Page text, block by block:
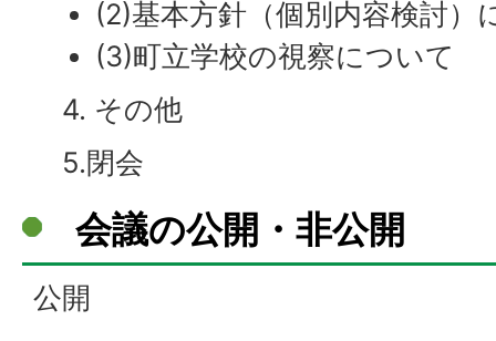
(2)基本方針（個別内容検討）
(3)町立学校の視察について
4. その他
5.閉会
会議の公開・非公開
公開